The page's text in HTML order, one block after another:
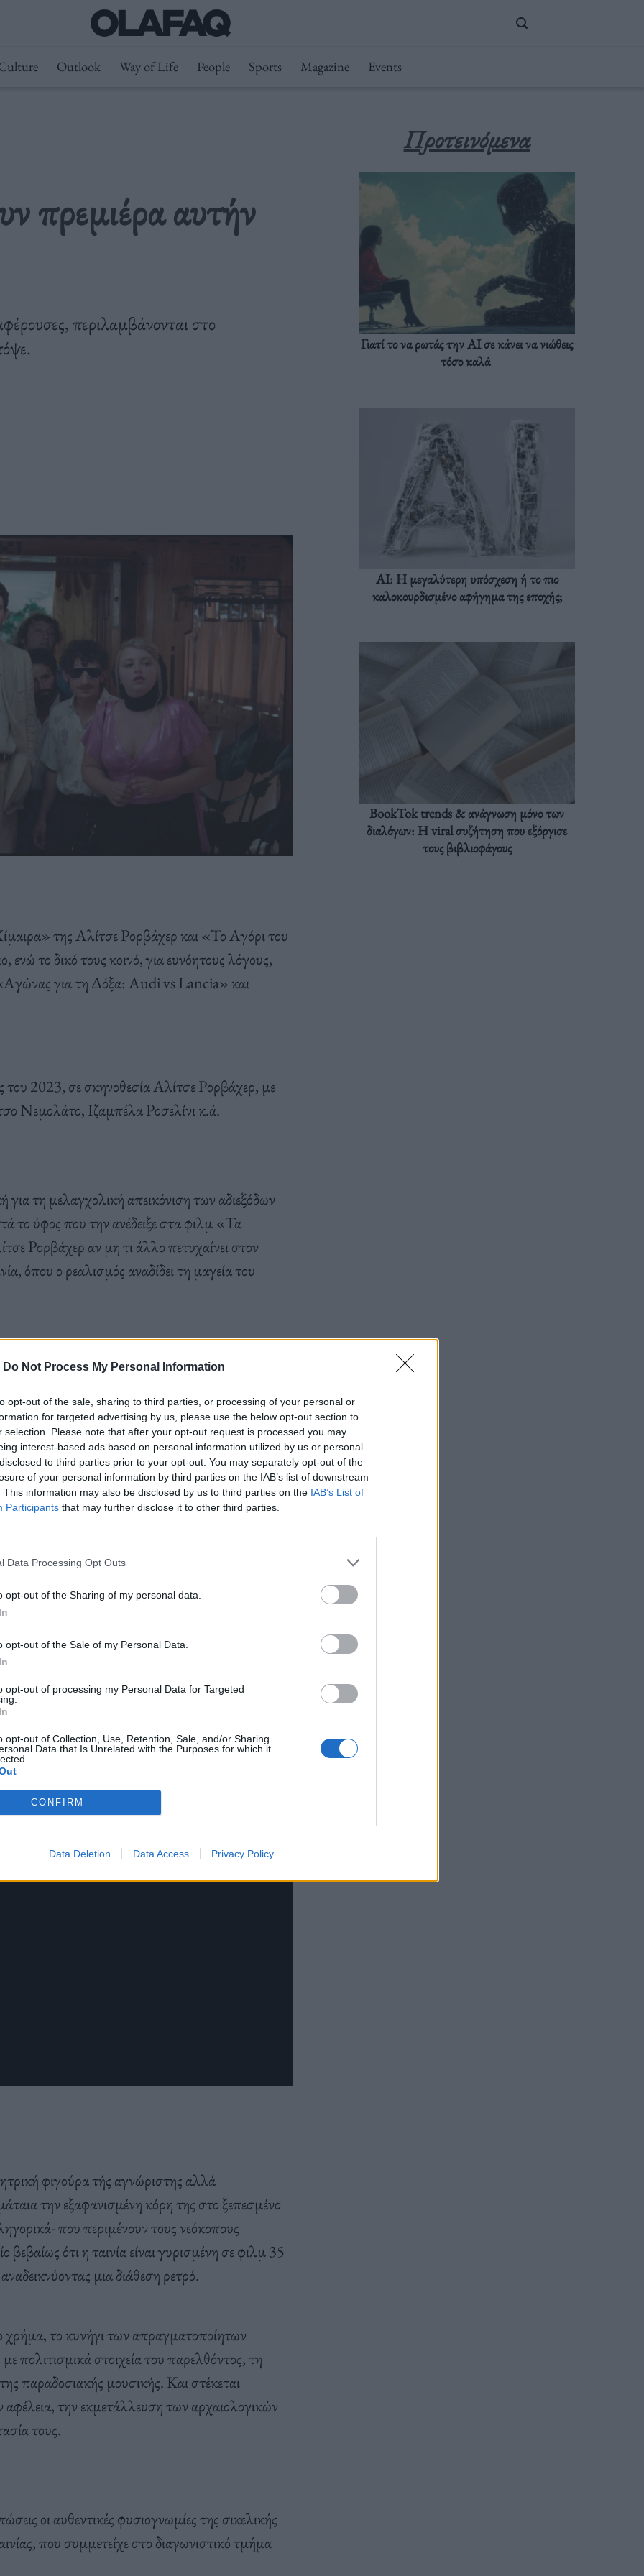
Do Not Process My Personal Information
opt-out of the sale, sharing to third parties, or processing of your personal or
for targeted advertising by us, please use the below opt-out section to
selection. Please note that after your opt-out request is processed you may
interest-based ads based on personal information utilized by us or personal
to third parties prior to your opt-out. You may separately opt-out of the
of your personal information by third parties on the IAB’s list of downstream
This information may also be disclosed by us to third parties on the IAB’s List of
Participants that may further disclose it to other third parties.
Data Processing Opt Outs
opt-out of the Sharing of my personal data.
opt-out of the Sale of my Personal Data.
opt-out of processing my Personal Data for Targeted
opt-out of Collection, Use, Retention, Sale, and/or Sharing
Data that Is Unrelated with the Purposes for which it
CONFIRM
Data Deletion Data Access Privacy Policy
Outlook Way of Life People Sports Magazine Events
πρεμιέρα αυτήν
περιλαμβάνονται στο
της Αλίτσε Ρορβάχερ και «Το Αγόρι του
το δικό τους κοινό, για ευνόητους λόγους,
για τη Δόξα: Audi vs Lancia» και
του 2023, σε σκηνοθεσία Αλίτσε Ρορβάχερ, με
Νεμολάτο, Ιζαμπέλα Ροσελίνι κ.ά.
τη μελαγχολική απεικόνιση των αδιεξόδων
το ύφος που την ανέδειξε στα φιλμ «Τα
Ρορβάχερ αν μη τι άλλο πετυχαίνει στον
όπου ο ρεαλισμός αναδίδει τη μαγεία του
της εξιστόρησης -παρεμβολές από
μια ενδιαφέρουσα ιστορία με προσεγμένους
από την αρχαιοκαπηλία, ένας
με μια παρέα από αγαπησιάρικα ρεμάλια της
να εμπορευθούν το ένδοξο παρελθόν της
Ωστόσο, το μέλημα του νεαρού βασανισμένου
στο πρόσωπο μιας κοπέλας, στο μεταίχμιο
μιας Χίμαιρας.
φιγούρα τής αγνώριστης αλλά
την εξαφανισμένη κόρη της στο ξεπεσμένο
που περιμένουν τους νεόκοπους
ότι η ταινία είναι γυρισμένη σε φιλμ 35
μια διάθεση ρετρό.
χρήμα, το κυνήγι των απραγματοποίητων
πολιτισμικά στοιχεία του παρελθόντος, τη
παραδοσιακής μουσικής. Και στέκεται
αφέλεια, την εκμετάλλευση των αρχαιολογικών
τους.
οι αυθεντικές φυσιογνωμίες της σικελικής
που συμμετείχε στο διαγωνιστικό τμήμα
Προτεινόμενα
Γιατί το να ρωτάς την AI σε κάνει να νιώθεις
τόσο καλά
AI: Η μεγαλύτερη υπόσχεση ή το πιο
καλοκουρδισμένο αφήγημα της εποχής;
BookTok trends & ανάγνωση μόνο των
διαλόγων: Η viral συζήτηση που εξόργισε
τους βιβλιοφάγους